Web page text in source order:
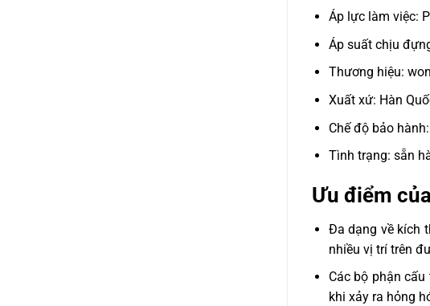
Áp lực làm việc:
Áp suất chịu
Thương hiệu:
Xuất xứ: Hàn
Chế độ bảo
Tình trạng: sẵn
Ưu điểm
Đa dạng về kích
nhiều vị trí trên
Các bộ phận
khi xảy ra hỏng